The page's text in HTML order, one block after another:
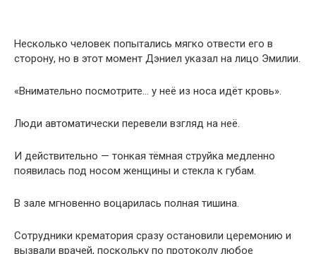
Несколько человек попытались мягко отвести его в
сторону, но в этот момент Дэниел указал на лицо Эмилии.
«Внимательно посмотрите… у неё из носа идёт кровь».
Люди автоматически перевели взгляд на неё.
И действительно — тонкая тёмная струйка медленно
появилась под носом женщины и стекла к губам.
В зале мгновенно воцарилась полная тишина.
Сотрудники крематория сразу остановили церемонию и
вызвали врачей, поскольку по протоколу любое